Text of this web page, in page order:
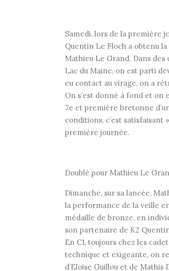
Samedi, lors de la première
Quentin Le Floch a obtenu la
Mathieu Le Grand. Dans
Lac du Maine, on est parti
eu contact au virage, on a
On s’est donné à fond et on
7e et première bretonne
conditions, c’est satisfaisant
première journée.
Doublé pour Mathieu Le
Dimanche, sur sa lancée,
la performance de la veille
médaille de bronze, en
son partenaire de K2
En C1, toujours chez les
technique et exigeante, on
d’Eloise Guillou et de Mathis